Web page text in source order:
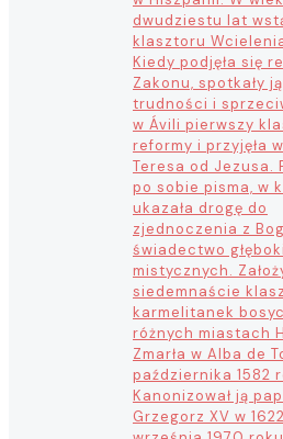
dwudziestu lat
klasztoru
Kiedy podjęła się
Zakonu, spotkały
trudności i
w Ávili pierwszy
reformy i przyjęła
Teresa od Jezusa.
po sobie pisma, w
ukazała drogę do
zjednoczenia z
świadectwo
mistycznych.
siedemnaście
karmelitanek
różnych miastach
Zmarła w Alba de
października 1582
Kanonizował ją
Grzegorz XV w